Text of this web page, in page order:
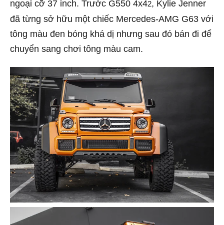
ngoại cỡ 37 inch. Trước G550 4x42, Kylie Jenner
đã từng sở hữu một chiếc Mercedes-AMG G63 với
tông màu đen bóng khá dị nhưng sau đó bán đi để
chuyển sang chơi tông màu cam.